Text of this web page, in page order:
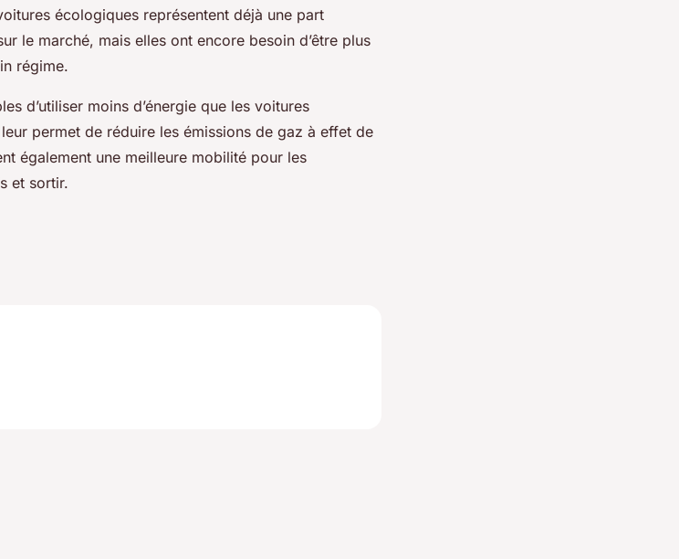
écologiques représentent déjà une part
le marché, mais elles ont encore besoin d’être plus
régime.
d’utiliser moins d’énergie que les voitures
permet de réduire les émissions de gaz à effet de
également une meilleure mobilité pour les
et sortir.